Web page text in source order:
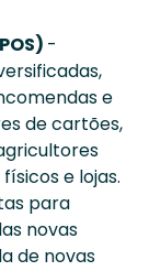
-
e
de cartões,
e lojas.
para
novas
de novas